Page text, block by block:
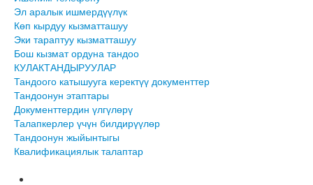
Эл аралык ишмердүүлүк
Көп кырдуу кызматташуу
Эки тараптуу кызматташуу
Бош кызмат ордуна тандоо
КУЛАКТАНДЫРУУЛАР
Тандоого катышууга керектүү документтер
Тандоонун этаптары
Документтердин үлгүлөрү
Талапкерлер үчүн билдирүүлөр
Тандоонун жыйынтыгы
Квалификациялык талаптар